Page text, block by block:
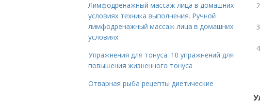
Лимфодренажный массаж лица в домашних
условиях техника выполнения. Ручной
лимфодренажный массаж лица в домашних
условиях
Упражнения для тонуса. 10 упражнений для
повышения жизненного тонуса
Отварная рыба рецепты диетические